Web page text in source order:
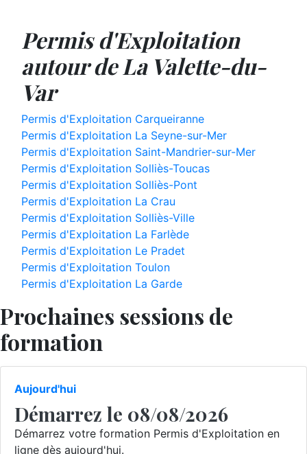
Permis d'Exploitation
autour de La Valette-du-
Var
Permis d'Exploitation Carqueiranne
Permis d'Exploitation La Seyne-sur-Mer
Permis d'Exploitation Saint-Mandrier-sur-Mer
Permis d'Exploitation Solliès-Toucas
Permis d'Exploitation Solliès-Pont
Permis d'Exploitation La Crau
Permis d'Exploitation Solliès-Ville
Permis d'Exploitation La Farlède
Permis d'Exploitation Le Pradet
Permis d'Exploitation Toulon
Permis d'Exploitation La Garde
Prochaines sessions de
formation
Aujourd'hui
Démarrez le 08/08/2026
Démarrez votre formation Permis d'Exploitation en
ligne dès aujourd'hui.